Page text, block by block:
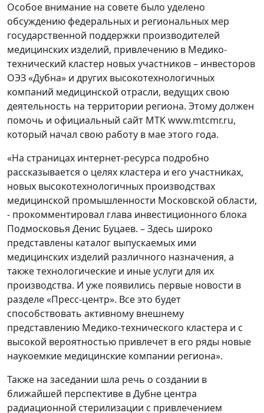
Особое внимание на совете было уделено
обсуждению федеральных и региональных мер
государственной поддержки производителей
медицинских изделий, привлечению в Медико-
технический кластер новых участников – инвесторов
ОЭЗ «Дубна» и других высокотехнологичных
компаний медицинской отрасли, ведущих свою
деятельность на территории региона. Этому должен
помочь и официальный сайт МТК www.mtcmr.ru,
который начал свою работу в мае этого года.
«На страницах интернет-ресурса подробно
рассказывается о целях кластера и его участниках,
новых высокотехнологичных производствах
медицинской промышленности Московской области,
- прокомментировал глава инвестиционного блока
Подмосковья Денис Буцаев. – Здесь широко
представлены каталог выпускаемых ими
медицинских изделий различного назначения, а
также технологические и иные услуги для их
производства. И уже появились первые новости в
разделе «Пресс-центр». Все это будет
способствовать активному внешнему
представлению Медико-технического кластера и с
высокой вероятностью привлечет в его ряды новые
наукоемкие медицинские компании региона».
Также на заседании шла речь о создании в
ближайшей перспективе в Дубне центра
радиационной стерилизации с привлечением